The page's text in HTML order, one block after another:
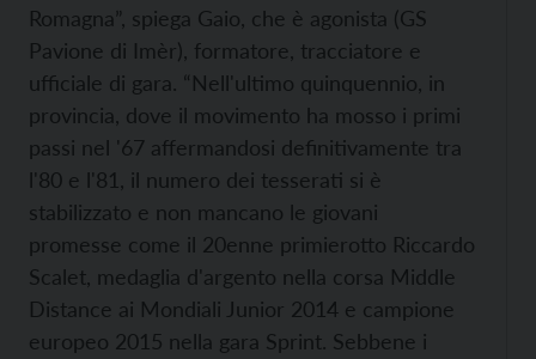
Romagna”, spiega Gaio, che è agonista (GS
Pavione di Imèr), formatore, tracciatore e
ufficiale di gara. “Nell'ultimo quinquennio, in
provincia, dove il movimento ha mosso i primi
passi nel '67 affermandosi definitivamente tra
l'80 e l'81, il numero dei tesserati si è
stabilizzato e non mancano le giovani
promesse come il 20enne primierotto Riccardo
Scalet, medaglia d'argento nella corsa Middle
Distance ai Mondiali Junior 2014 e campione
europeo 2015 nella gara Sprint. Sebbene i